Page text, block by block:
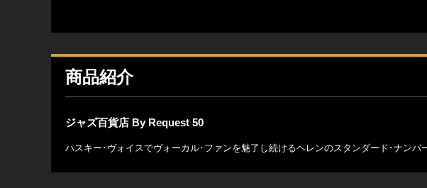
商品紹介
ジャズ百貨店 By Request 50
ハスキー･ヴォイスでヴォーカル･ファンを魅了し続けるヘレンのスタンダード･ナンバ